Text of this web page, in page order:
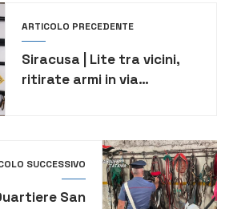
ARTICOLO PRECEDENTE
Siracusa | Lite tra vicini,
ritirate armi in via
SUCCESSIVO
San